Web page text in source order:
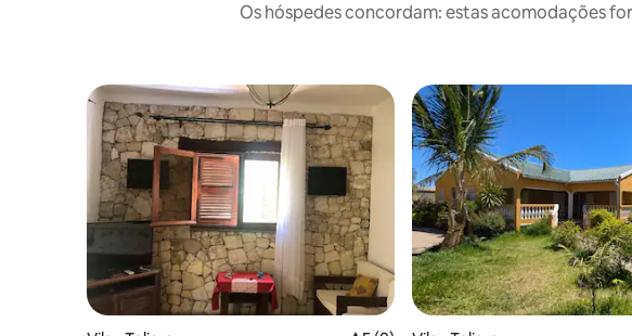
Os hóspedes concordam: estas acomodações